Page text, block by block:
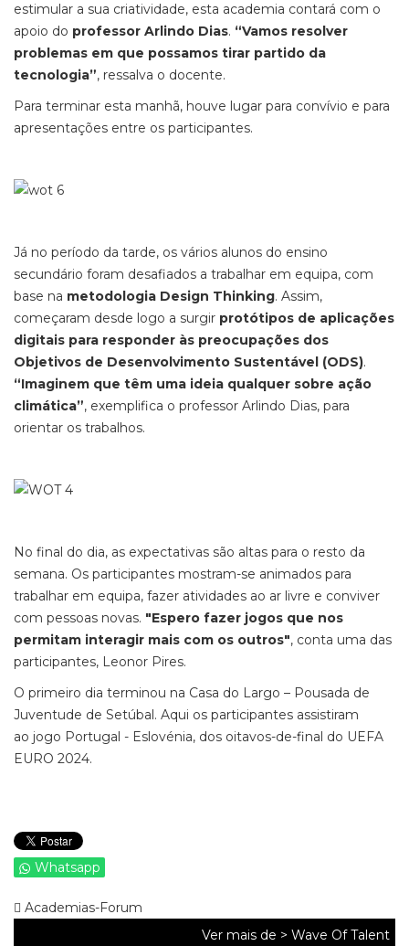
estimular a sua criatividade, esta academia contará com o
apoio do professor Arlindo Dias. “Vamos resolver
problemas em que possamos tirar partido da
tecnologia”, ressalva o docente.
Para terminar esta manhã, houve lugar para convívio e para
apresentações entre os participantes.
Já no período da tarde, os vários alunos do ensino
secundário foram desafiados a trabalhar em equipa, com
base na metodologia Design Thinking. Assim,
começaram desde logo a surgir protótipos de aplicações
digitais para responder às preocupações dos
Objetivos de Desenvolvimento Sustentável (ODS).
“Imaginem que têm uma ideia qualquer sobre ação
climática”, exemplifica o professor Arlindo Dias, para
orientar os trabalhos.
No final do dia, as expectativas são altas para o resto da
semana. Os participantes mostram-se animados para
trabalhar em equipa, fazer atividades ao ar livre e conviver
com pessoas novas. "Espero fazer jogos que nos
permitam interagir mais com os outros", conta uma das
participantes, Leonor Pires.
O primeiro dia terminou na Casa do Largo – Pousada de
Juventude de Setúbal. Aqui os participantes assistiram
ao jogo Portugal - Eslovénia, dos oitavos-de-final do UEFA
EURO 2024.
Whatsapp
Academias-Forum
Ver mais de > Wave Of Talent